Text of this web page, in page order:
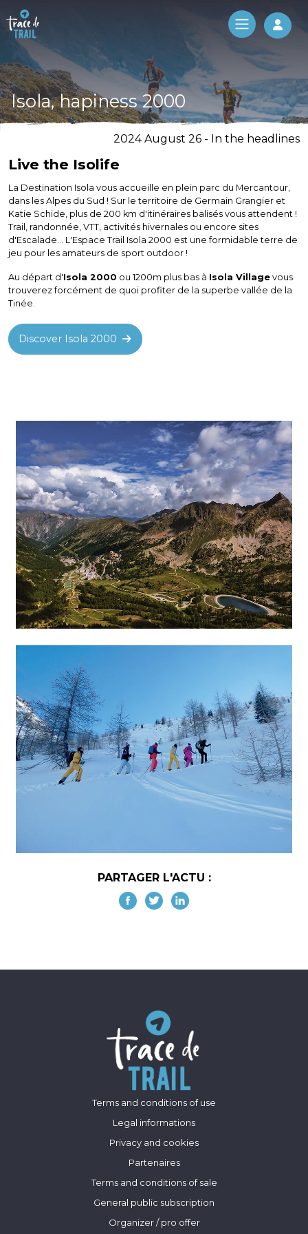
Log
Isola, hapiness 2000
2024 August 26 - In the headlines
Live the Isolife
La Destination Isola vous accueille en plein parc du Mercantour,
dans les Alpes du Sud ! Sur le territoire de Germain Grangier et
Katie Schide, plus de 200 km d'itinéraires balisés vous attendent !
Trail, randonnée, VTT, activités hivernales ou encore sites
d'Escalade... L'Espace Trail Isola 2000 est une formidable terre de
jeu pour les amateurs de sport outdoor !
Au départ d'Isola 2000 ou 1200m plus bas à Isola Village vous
trouverez forcément de quoi profiter de la superbe vallée de la
Tinée.
Discover Isola 2000
PARTAGER L'ACTU :
Terms and conditions of use
Legal informations
Privacy and cookies
Partenaires
Terms and conditions of sale
General public subscription
Organizer / pro offer